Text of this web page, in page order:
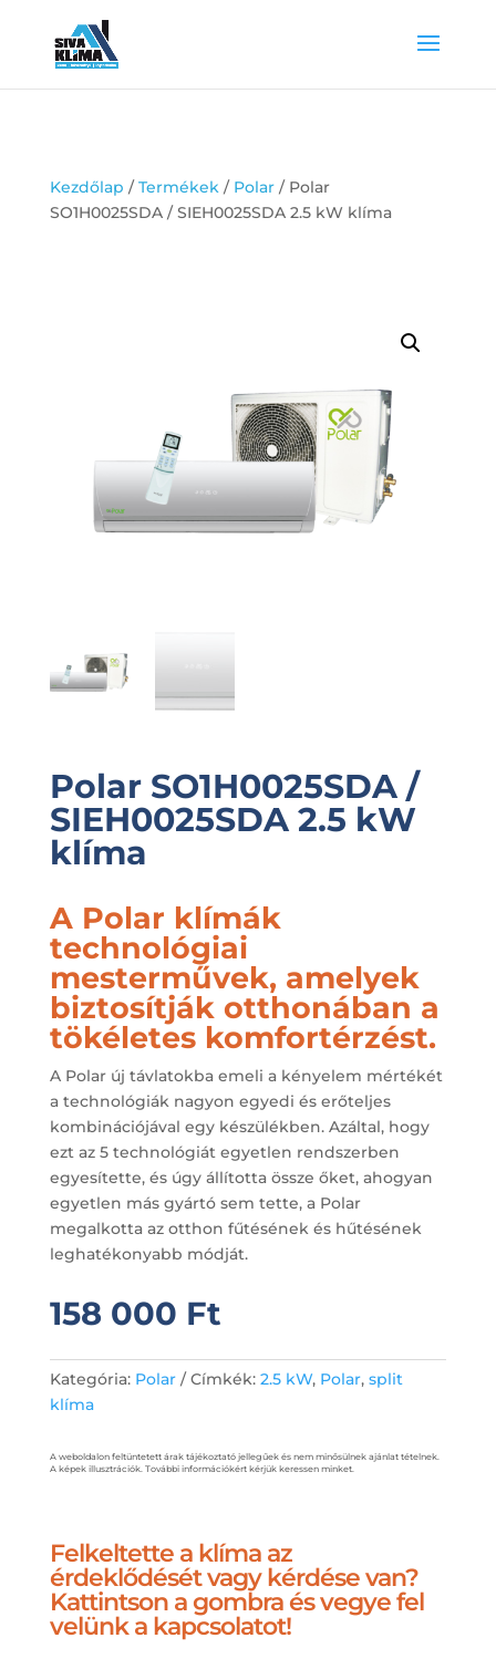
Kezdőlap /Termékek/ Polar/ Polar
SO1H0025SDA / SIEH0025SDA 2.5 kW klíma
Polar SO1H0025SDA /
SIEH0025SDA 2.5 kW
klíma
A Polar klímák
technológiai
mesterművek, amelyek
biztosítják otthonában a
tökéletes komfortérzést.
A Polar új távlatokba emeli a kényelem mértékét
a technológiák nagyon egyedi és erőteljes
kombinációjával egy készülékben. Azáltal, hogy
ezt az 5 technológiát egyetlen rendszerben
egyesítette, és úgy állította össze őket, ahogyan
egyetlen más gyártó sem tette, a Polar
megalkotta az otthon fűtésének és hűtésének
leghatékonyabb módját.
158 000 Ft
Kategória: Polar Címkék: 2.5 kW, Polar, split
klíma
A weboldalon feltüntetett árak tájékoztató jellegűek és nem minősülnek ajánlat tételnek.
A képek illusztrációk. További információkért kérjük keressen minket.
Felkeltette a klíma az
érdeklődését vagy kérdése van?
Kattintson a gombra és vegye fel
velünk a kapcsolatot!